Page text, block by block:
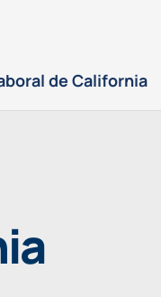
de California